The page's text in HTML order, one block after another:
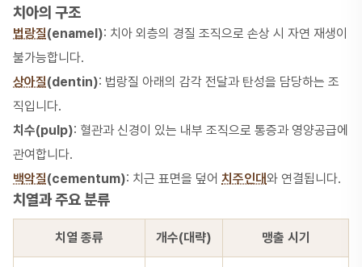
치아의 구조
법랑질(enamel): 치아 외층의 경질 조직으로 손상 시 자연 재생이
불가능합니다.
상아질(dentin): 법랑질 아래의 감각 전달과 탄성을 담당하는 조
직입니다.
치수(pulp): 혈관과 신경이 있는 내부 조직으로 통증과 영양공급에
관여합니다.
백악질(cementum): 치근 표면을 덮어 치주인대와 연결됩니다.
치열과 주요 분류
치열 종류 개수(대략) 맹출 시기